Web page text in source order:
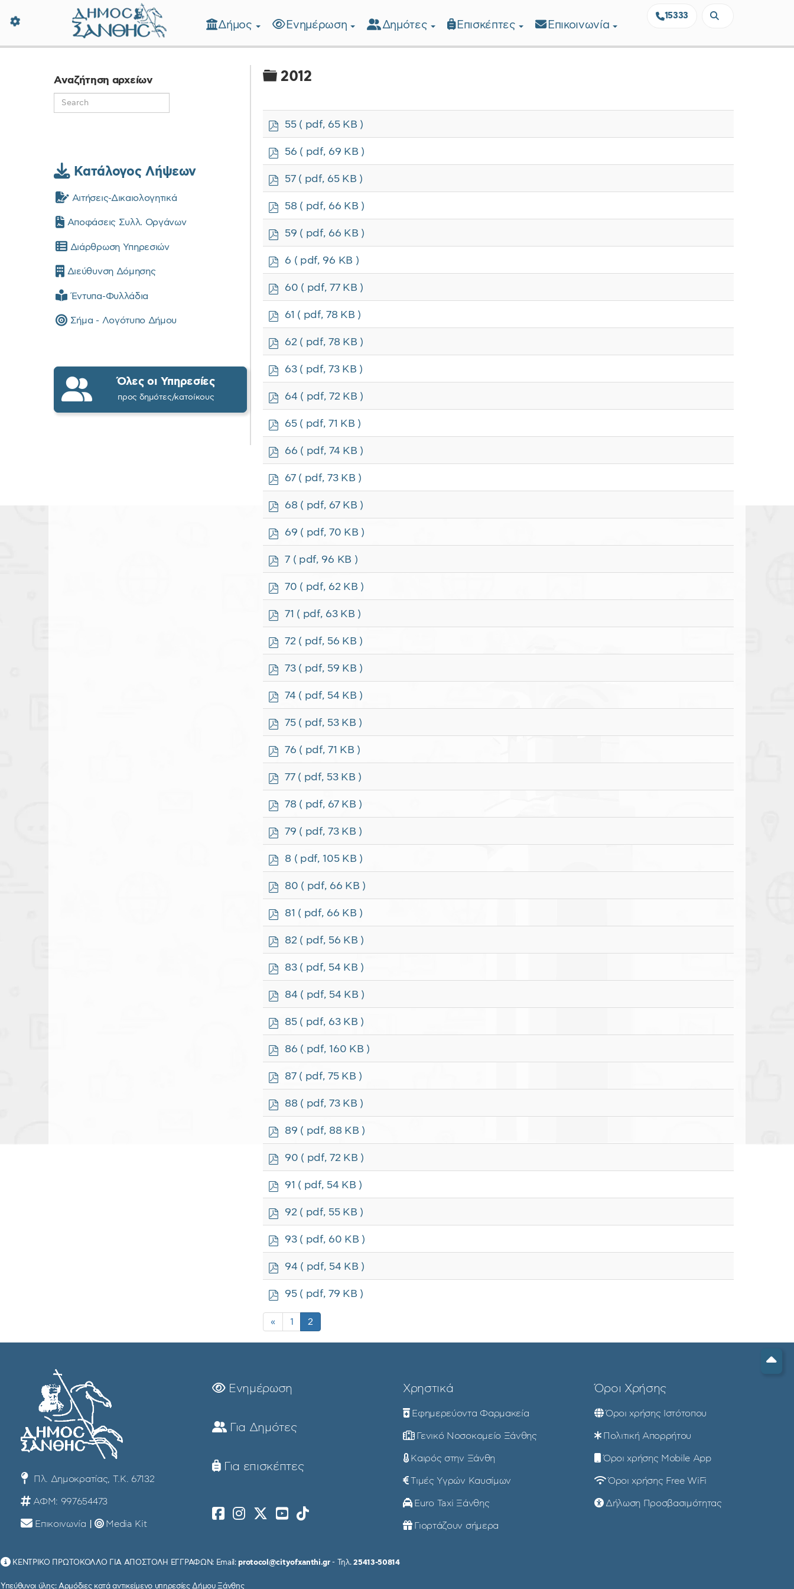
Δήμος Ξάνθης - Επίσημη Ιστοσελίδα
15333
Δήμος Ενημέρωση Δημότες Επισκέπτες Επικοινωνία
Φάκελος
2012
p
55 ( pdf, 65 KB )
p
56 ( pdf, 69 KB )
p
57 ( pdf, 65 KB )
p
58 ( pdf, 66 KB )
p
59 ( pdf, 66 KB )
p
6 ( pdf, 96 KB )
p
60 ( pdf, 77 KB )
p
61 ( pdf, 78 KB )
p
62 ( pdf, 78 KB )
p
63 ( pdf, 73 KB )
p
64 ( pdf, 72 KB )
p
65 ( pdf, 71 KB )
p
66 ( pdf, 74 KB )
p
67 ( pdf, 73 KB )
p
68 ( pdf, 67 KB )
p
f
69 ( pdf, 70 KB )
p
f
7 ( pdf, 96 KB )
p
f
70 ( pdf, 62 KB )
p
f
71 ( pdf, 63 KB )
p
f
72 ( pdf, 56 KB )
p
f
73 ( pdf, 59 KB )
p
f
74 ( pdf, 54 KB )
p
f
75 ( pdf, 53 KB )
p
f
76 ( pdf, 71 KB )
p
f
77 ( pdf, 53 KB )
p
f
78 ( pdf, 67 KB )
p
79 ( pdf, 73 KB )
p
8 ( pdf, 105 KB )
p
80 ( pdf, 66 KB )
p
81 ( pdf, 66 KB )
p
82 ( pdf, 56 KB )
p
83 ( pdf, 54 KB )
p
84 ( pdf, 54 KB )
p
85 ( pdf, 63 KB )
p
86 ( pdf, 160 KB )
p
87 ( pdf, 75 KB )
p
88 ( pdf, 73 KB )
p
89 ( pdf, 88 KB )
p
90 ( pdf, 72 KB )
p
91 ( pdf, 54 KB )
p
92 ( pdf, 55 KB )
p
93 ( pdf, 60 KB )
p
94 ( pdf, 54 KB )
p
f
95 ( pdf, 79 KB )
« 1 2
Αναζήτηση αρχείων
Κατάλογος Λήψεων
Αιτήσεις-Δικαιολογητικά
Αποφάσεις Συλλ. Οργάνων
Διάρθρωση Υπηρεσιών
Διεύθυνση Δόμησης
Έντυπα-Φυλλάδια
Σήμα - Λογότυπο Δήμου
Όλες οι Υπηρεσίες
προς δημότες/κατοίκους
Πλ. Δημοκρατίας, Τ.Κ. 67132
ΑΦΜ: 997654473
Επικοινωνία Media Kit
Ενημέρωση
Για Δημότες
Για επισκέπτες
Χρηστικά
Εφημερεύοντα Φαρμακεία
Γενικό Νοσοκομείο Ξάνθης
Καιρός στην Ξάνθη
Τιμές Υγρών Καυσίμων
Euro Taxi Ξάνθης
Γιορτάζουν σήμερα
Όροι Χρήσης
Όροι χρήσης Ιστότοπου
Πολιτική Απορρήτου
Όροι χρήσης Mobile App
Όροι χρήσης Free WiFi
Δήλωση Προσβασιμότητας
ΚΕΝΤΡΙΚΟ ΠΡΩΤΟΚΟΛΛΟ ΓΙΑ ΑΠΟΣΤΟΛΗ ΕΓΓΡΑΦΩΝ: Email:protocol@cityofxanthi.gr- Τηλ.25413-50814
Υπεύθυνοι ύλης: Αρμόδιες κατά αντικείμενο υπηρεσίες Δήμου Ξάνθης